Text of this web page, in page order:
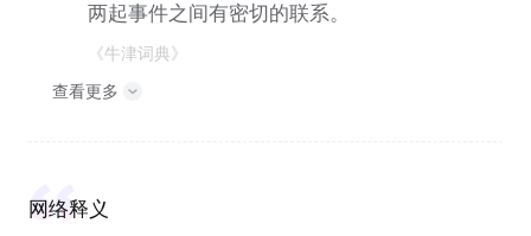
两起事件之间有密切的联系。
《牛津词典》
查看更多
网络释义